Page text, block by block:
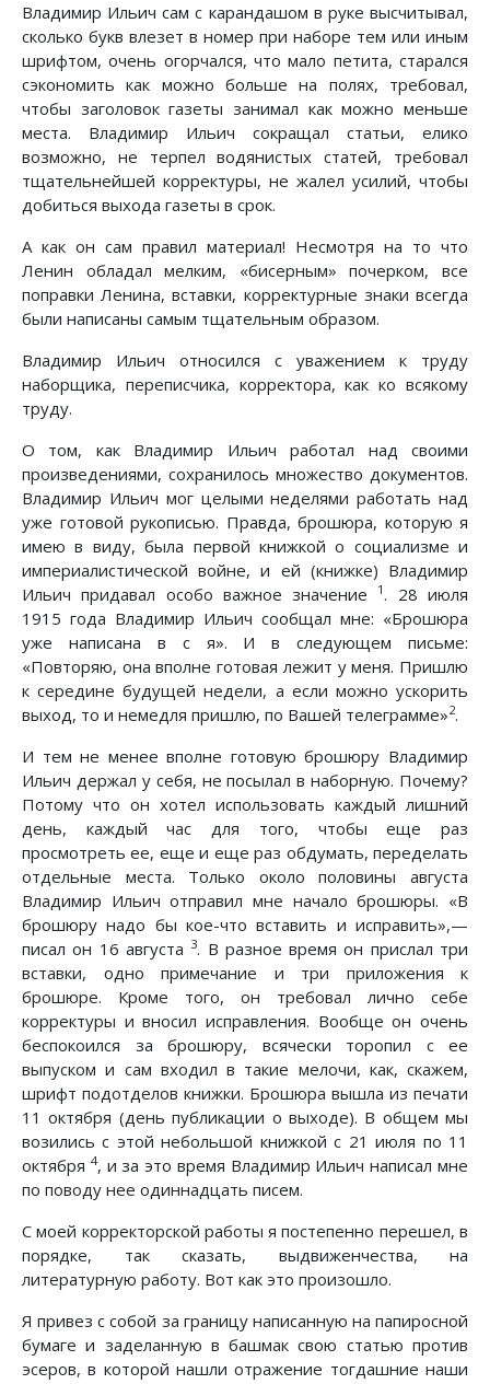
Владимир Ильич сам с карандашом в руке высчитывал,
сколько букв влезет в номер при наборе тем или иным
шрифтом, очень огорчался, что мало петита, старался
сэкономить как можно больше на полях, требовал,
чтобы заголовок газеты занимал как можно меньше
места. Владимир Ильич сокращал статьи, елико
возможно, не терпел водянистых статей, требовал
тщательнейшей корректуры, не жалел усилий, чтобы
добиться выхода газеты в срок.
А как он сам правил материал! Несмотря на то что
Ленин обладал мелким, «бисерным» почерком, все
поправки Ленина, вставки, корректурные знаки всегда
были написаны самым тщательным образом.
Владимир Ильич относился с уважением к труду
наборщика, переписчика, корректора, как ко всякому
труду.
О том, как Владимир Ильич работал над своими
произведениями, сохранилось множество документов.
Владимир Ильич мог целыми неделями работать над
уже готовой рукописью. Правда, брошюра, которую я
имею в виду, была первой книжкой о социализме и
империалистической войне, и ей (книжке) Владимир
Ильич придавал особо важное значение
1. 28 июля
1915 года Владимир Ильич сообщал мне: «Брошюра
уже написана в с я». И в следующем письме:
«Повторяю, она вполне готовая лежит у меня. Пришлю
к середине будущей недели, а если можно ускорить
выход, то и немедля пришлю, по Вашей телеграмме»2.
И тем не менее вполне готовую брошюру Владимир
Ильич держал у себя, не посылал в наборную. Почему?
Потому что он хотел использовать каждый лишний
день, каждый час для того, чтобы еще раз
просмотреть ее, еще и еще раз обдумать, переделать
отдельные места. Только около половины августа
Владимир Ильич отправил мне начало брошюры. «В
брошюру надо бы кое-что вставить и исправить»,—
писал он 16 августа 3. В разное время он прислал три
вставки, одно примечание и три приложения к
брошюре. Кроме того, он требовал лично себе
корректуры и вносил исправления. Вообще он очень
беспокоился за брошюру, всячески торопил с ее
выпуском и сам входил в такие мелочи, как, скажем,
шрифт подотделов книжки. Брошюра вышла из печати
11 октября (день публикации о выходе). В общем мы
возились с этой небольшой книжкой с 21 июля по 11
октября 4, и за это время Владимир Ильич написал мне
по поводу нее одиннадцать писем.
С моей корректорской работы я постепенно перешел, в
порядке, так сказать, выдвиженчества, на
литературную работу. Вот как это произошло.
Я привез с собой за границу написанную на папиросной
бумаге и заделанную в башмак свою статью против
эсеров, в которой нашли отражение тогдашние наши